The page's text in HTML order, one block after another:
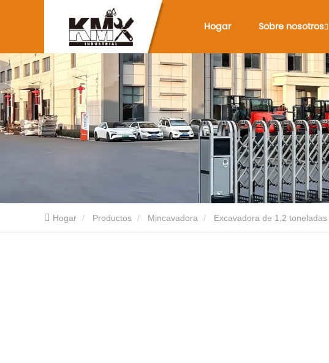
Hogar Sobre nosotros
Hogar Productos Mincavadora Excavadora de 1,2 toneladas